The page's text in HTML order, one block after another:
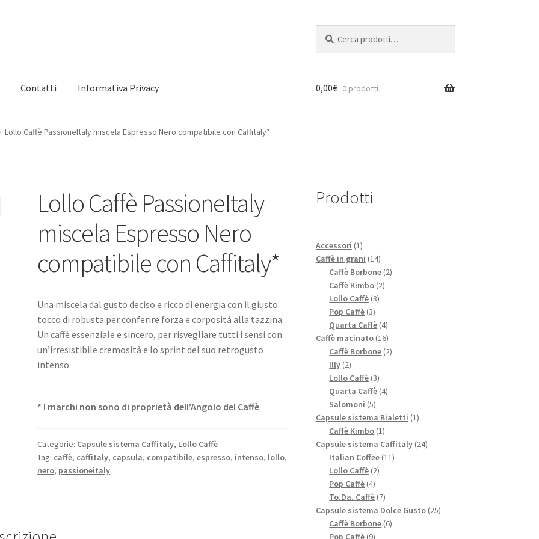
Contatti Informativa Privacy
account Informativa Privacy MarchiShop
0,00€ 0 prodotti
Lollo Caffè PassioneItaly miscela Espresso Nero compatibile con Caffitaly*
Lollo Caffè PassioneItaly
miscela Espresso Nero
compatibile con Caffitaly*
Una miscela dal gusto deciso e ricco di energia con il giusto
tocco di robusta per conferire forza e corposità alla tazzina.
Un caffè essenziale e sincero, per risvegliare tutti i sensi con
un’irresistibile cremosità e lo sprint del suo retrogusto
intenso.
* I marchi non sono di proprietà dell’Angolo del Caffè
Categorie: Capsule sistema Caffitaly, Lollo Caffè
Tag: caffè, caffitaly, capsula, compatibile,espresso, intenso, lollo,
nero, passioneitaly
Prodotti
Accessori 11
prodotto
Caffè in grani 1414
prodotti
Caffè Borbone 22
Caffè Kimbo 22
Lollo Caffè 33
Pop Caffè 33
prodotti
Quarta Caffè 44
prodotti
Caffè macinato 1616
prodotti
Caffè Borbone 22
Illy 22
prodotti
Lollo Caffè 33
prodotti
Quarta Caffè 44
Salomoni 55
prodotti
Capsule sistema Bialetti 11
Caffè Kimbo 11
prodotto
Capsule sistema Caffitaly 2424
Italian Coffee 1111
Lollo Caffè 22
Pop Caffè 44
prodotti
To.Da. Caffè 77
prodotti
Capsule sistema Dolce Gusto 2525
Caffè Borbone 66
Pop Caffè 99